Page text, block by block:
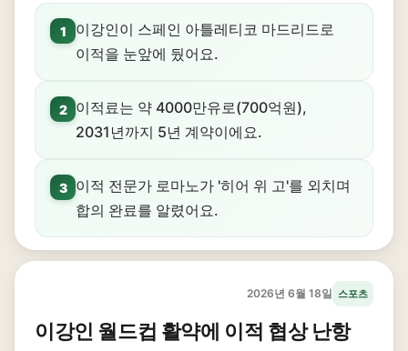
1
이강인이 스페인 아틀레티코 마드리드로
이적을 눈앞에 뒀어요.
2
이적료는 약 4000만유로(700억원),
2031년까지 5년 계약이에요.
3
이적 전문가 로마노가 '히어 위 고'를 외치며
합의 완료를 알렸어요.
2026년 6월 18일 스포츠
이강인 월드컵 활약에 이적 협상 난항